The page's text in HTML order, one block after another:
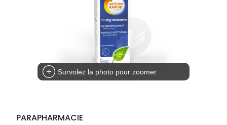
Survolez la photo pour zoomer
PARAPHARMACIE